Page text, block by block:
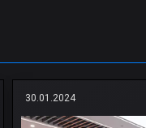
30.01.2024